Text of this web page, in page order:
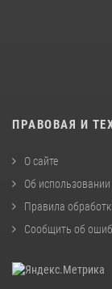
ПРАВОВАЯ И
О сайте
Об
Правила
Сообщить об